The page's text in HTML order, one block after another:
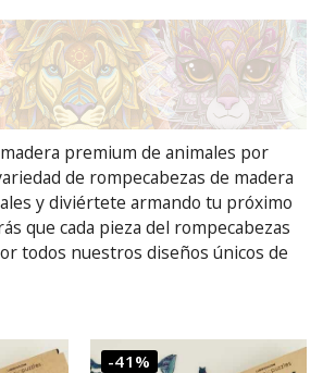
premium de animales por
de rompecabezas de madera
y diviértete armando tu próximo
que cada pieza del rompecabezas
todos nuestros diseños únicos de
-41%